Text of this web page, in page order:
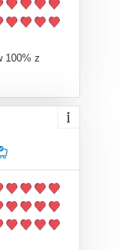
100% z